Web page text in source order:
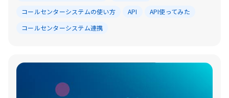
コールセンターシステムの使い方
API
API使ってみた
コールセンターシステム連携